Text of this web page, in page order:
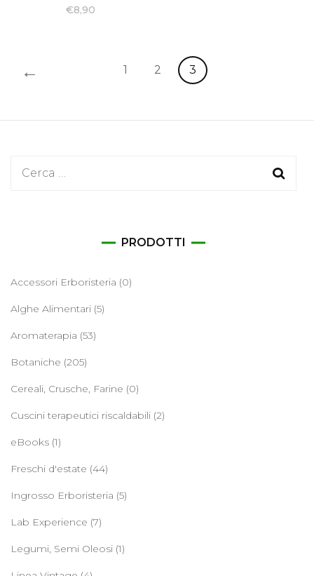
€8,90
← 1 2 3
Ricerca
PRODOTTI
Accessori Erboristeria (0)
Alghe Alimentari (5)
Aromaterapia (53)
Botaniche (205)
Cereali, Crusche, Farine (0)
Cuscini terapeutici riscaldabili (2)
eBooks (1)
Freschi d'estate (44)
Ingrosso Erboristeria (5)
Lab Experience (7)
Legumi, Semi Oleosi (1)